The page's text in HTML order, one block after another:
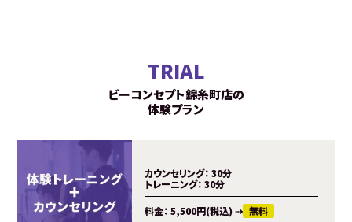
TRIAL
ビーコンセプト錦糸町店の
体験プラン
カウンセリング： 30分
トレーニング： 30分
料金： 5,500円(税込)⇢ 無料